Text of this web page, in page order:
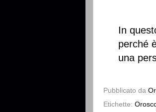
In
perché
una
Pubblicato da
Etichette: